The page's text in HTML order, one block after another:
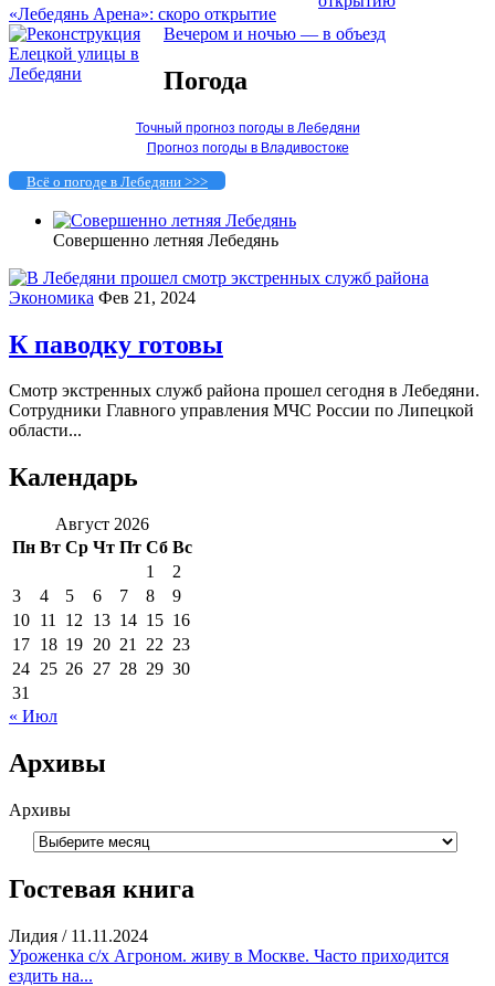
«Лебедянь Арена»: скоро открытие
Вечером и ночью — в объезд
Погода
Точный прогноз погоды в Лебедяни
Прогноз погоды в Владивостоке
Всё о погоде в Лебедяни >>>
Совершенно летняя Лебедянь
Экономика Фев 21, 2024
К паводку готовы
Смотр экстренных служб района прошел сегодня в Лебедяни.
Сотрудники Главного управления МЧС России по Липецкой
области...
Календарь
Август 2026
Пн Вт Ср Чт Пт Сб Вс
1
2
3
4 5 6 7 8
9
10 11 12 13 14 15 16
17 18 19 20 21 22 23
24 25 26 27 28 29 30
31
« Июл
Архивы
Архивы
Гостевая книга
Лидия / 11.11.2024
Уроженка с/х Агроном. живу в Москве. Часто приходится
ездить на...